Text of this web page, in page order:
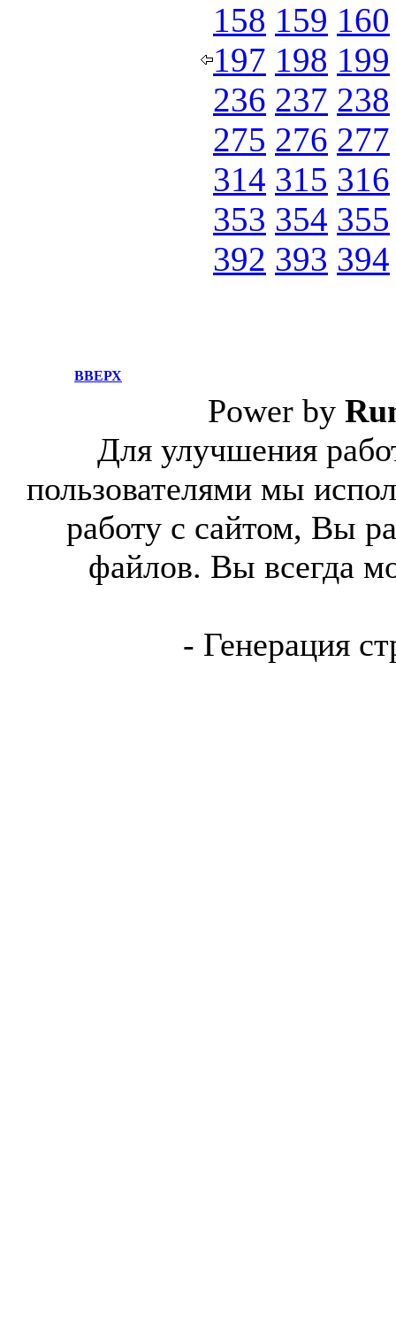
158 159 160
197 198 199
236 237 238
275 276 277
314 315 316
353 354 355
392 393 394
ВВЕРХ
Power by
Для улучшения
пользователями мы
работу с сайтом, Вы
файлов. Вы всегда
- Генерация